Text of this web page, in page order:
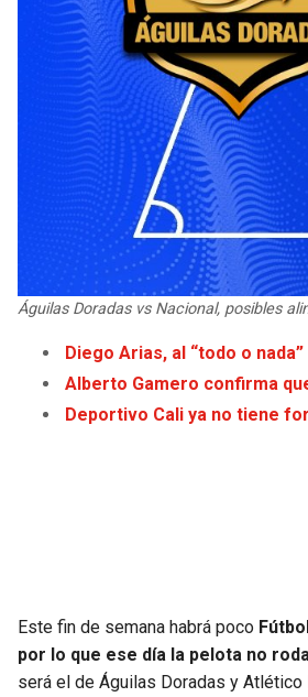
Águilas Doradas vs Nacional, posibles
Diego Arias, al “todo o
Alberto Gamero confirma
Deportivo Cali ya no tiene
Este fin de semana habrá poco
por lo que ese día la pelota no
será el de Águilas Doradas y Atlético